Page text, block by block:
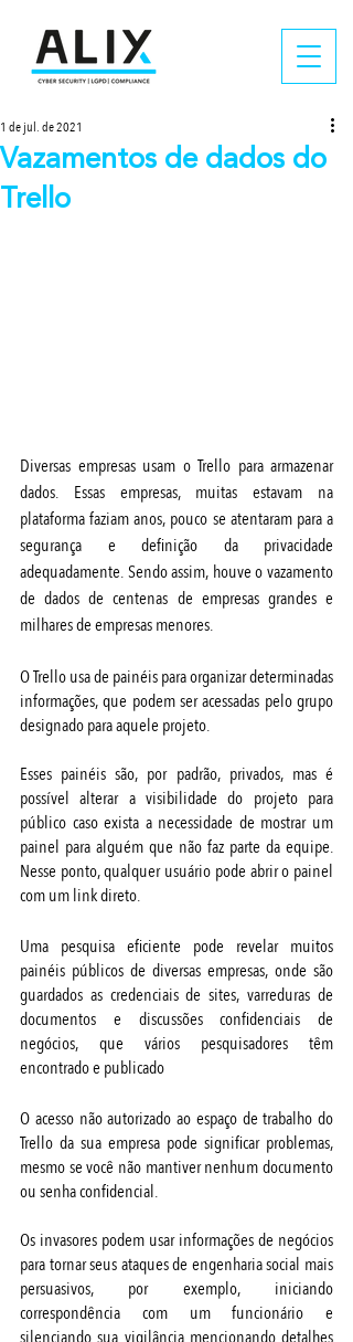
Vazamentos de dados do
Trello
1 de jul. de 2021
Diversas empresas usam o Trello para armazenar
dados. Essas empresas, muitas estavam na
plataforma faziam anos, pouco se atentaram para a
segurança e definição da privacidade
adequadamente. Sendo assim, houve o vazamento
de dados de centenas de empresas grandes e
milhares de empresas menores.
O Trello usa de painéis para organizar determinadas
informações, que podem ser acessadas pelo grupo
designado para aquele projeto.
Esses painéis são, por padrão, privados, mas é
possível alterar a visibilidade do projeto para
público caso exista a necessidade de mostrar um
painel para alguém que não faz parte da equipe.
Nesse ponto, qualquer usuário pode abrir o painel
com um link direto.
Uma pesquisa eficiente pode revelar muitos
painéis públicos de diversas empresas, onde são
guardados as credenciais de sites, varreduras de
documentos e discussões confidenciais de
negócios, que vários pesquisadores têm
encontrado e publicado
O acesso não autorizado ao espaço de trabalho do
Trello da sua empresa pode significar problemas,
mesmo se você não mantiver nenhum documento
ou senha confidencial.
Os invasores podem usar informações de negócios
para tornar seus ataques de engenharia social mais
persuasivos, por exemplo, iniciando
correspondência com um funcionário e